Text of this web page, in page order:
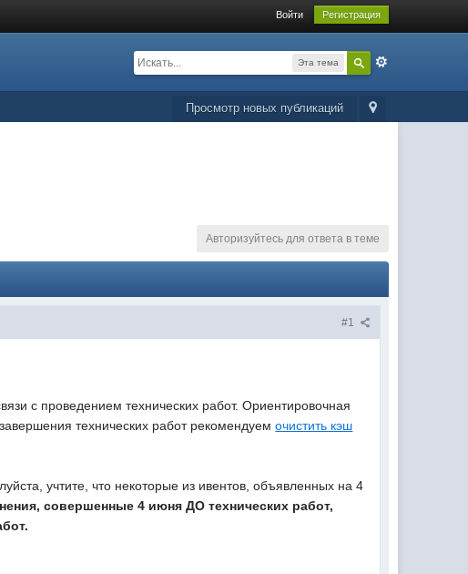
Войти Регистрация
Эта тема
Просмотр новых публикаций
Авторизуйтесь для ответа в теме
#1
с проведением технических работ. Ориентировочная
технических работ рекомендуемочистить кэш
учтите, что некоторые из ивентов, объявленных на 4
совершенные 4 июня ДО технических работ,